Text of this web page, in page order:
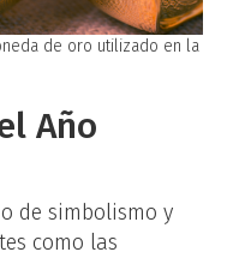
de oro utilizado en la
Año
de simbolismo y
como las